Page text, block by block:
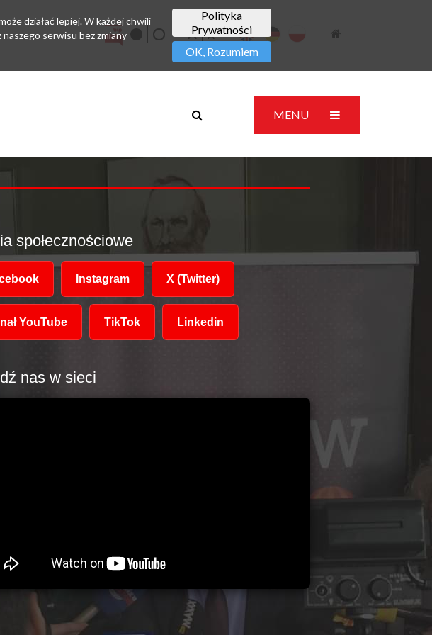
MENU
społecznościowe
Instagram X (Twitter)
YouTube TikTok Linkedin
nas w sieci
Polityka
Prywatności
OK, Rozumiem
działać lepiej. W każdej chwili
serwisu bez zmiany